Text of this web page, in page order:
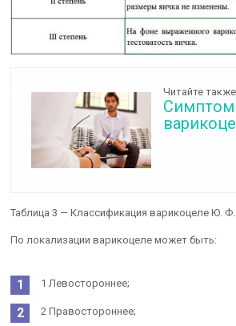
Читайте
Таблица 3 — Классификация варикоцеле Ю.
По локализации варикоцеле может быть:
1 Левостороннее;
2 Правостороннее;